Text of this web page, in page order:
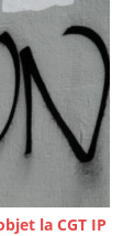
la CGT IP